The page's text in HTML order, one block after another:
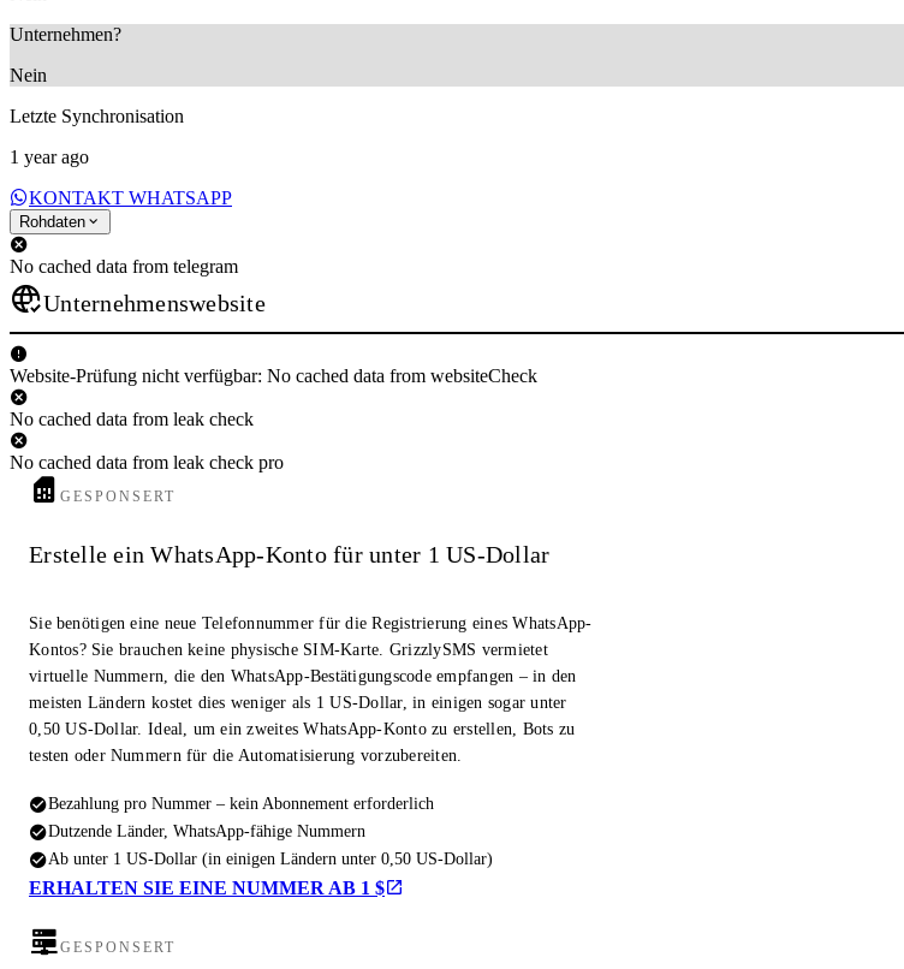
Unternehmen?
Nein
Letzte Synchronisation
1 year ago
KONTAKT WHATSAPP
Rohdaten
No cached data from telegram
Unternehmenswebsite
Website-Prüfung nicht verfügbar: No cached data from websiteCheck
No cached data from leak check
No cached data from leak check pro
GESPONSERT
Erstelle ein WhatsApp-Konto für unter 1 US-Dollar
Sie benötigen eine neue Telefonnummer für die Registrierung eines WhatsApp-
Kontos? Sie brauchen keine physische SIM-Karte. GrizzlySMS vermietet
virtuelle Nummern, die den WhatsApp-Bestätigungscode empfangen – in den
meisten Ländern kostet dies weniger als 1 US-Dollar, in einigen sogar unter
0,50 US-Dollar. Ideal, um ein zweites WhatsApp-Konto zu erstellen, Bots zu
testen oder Nummern für die Automatisierung vorzubereiten.
Bezahlung pro Nummer – kein Abonnement erforderlich
Dutzende Länder, WhatsApp-fähige Nummern
Ab unter 1 US-Dollar (in einigen Ländern unter 0,50 US-Dollar)
ERHALTEN SIE EINE NUMMER AB 1 $
GESPONSERT